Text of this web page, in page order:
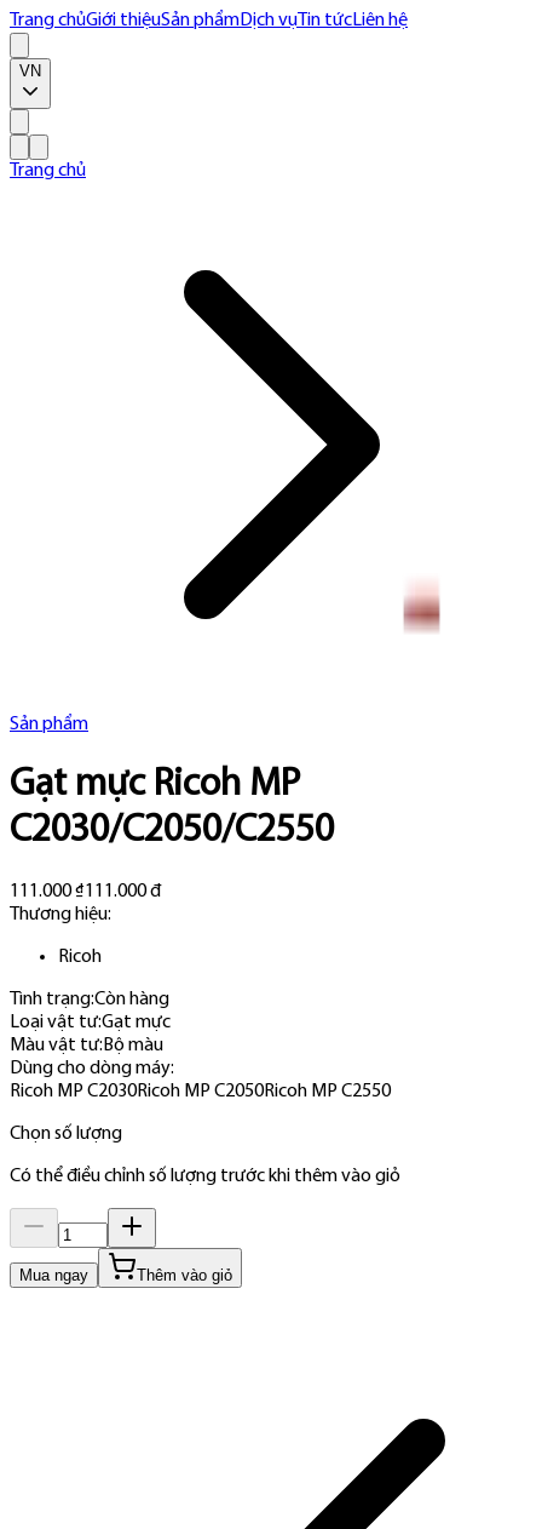
Trang chủGiới thiệuSản phẩmDịch vụ Tin tứcLiên hệ
VN
Trang chủ
Sản phẩm
Gạt mực Ricoh MP
C2030/C2050/C2550
111.000 ₫111.000 đ
Thương hiệu:
Ricoh
Tình trạng:Còn hàng
Loại vật tư:Gạt mực
Màu vật tư: Bộ màu
Dùng cho dòng máy:
Ricoh MP C2030Ricoh MP C2050Ricoh MP C2550
Chọn số lượng
Có thể điều chỉnh số lượng trước khi thêm vào giỏ
Mua ngay Thêm vào giỏ